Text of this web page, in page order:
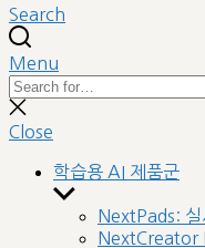
Search
Menu
Search
for:
Close
search
Close
학습용 AI 제품군
Show
sub
menu
NextPads: 실
NextCreator